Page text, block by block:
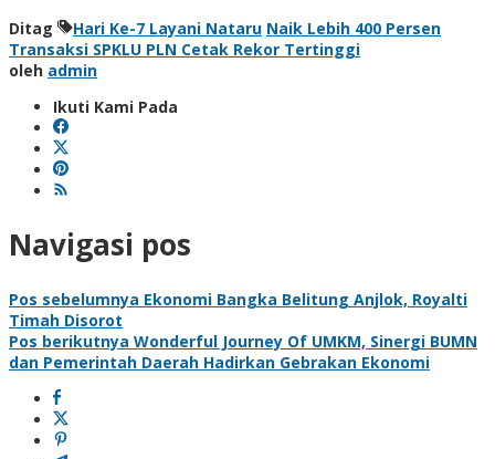
Ditag Hari Ke-7 Layani Nataru Naik Lebih 400 Persen
Transaksi SPKLU PLN Cetak Rekor Tertinggi
oleh admin
Ikuti Kami Pada
Navigasi pos
Pos sebelumnya Ekonomi Bangka Belitung Anjlok, Royalti
Timah Disorot
Pos berikutnya Wonderful Journey Of UMKM, Sinergi BUMN
dan Pemerintah Daerah Hadirkan Gebrakan Ekonomi